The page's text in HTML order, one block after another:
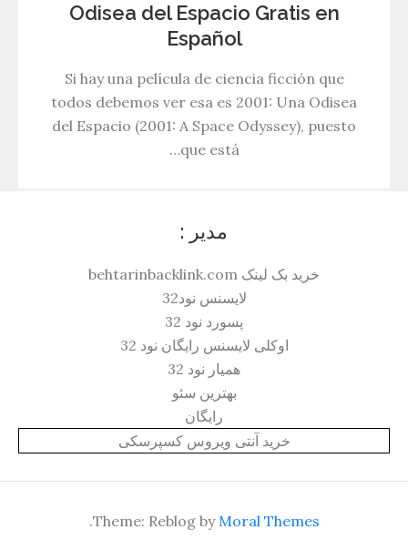
Odisea del Espacio Gratis en
Español
Si hay una película de ciencia ficción que
todos debemos ver esa es 2001: Una Odisea
del Espacio (2001: A Space Odyssey), puesto
que está…
مدیر :
خرید بک لینک behtarinbacklink.com
لایسنس نود32
پسورد نود 32
اوکلی لایسنس رایگان نود 32
همیار نود 32
بهترین سئو
رایگان
خرید آنتی ویروس کسپرسکی
Theme: Reblog byMoral Themes
.